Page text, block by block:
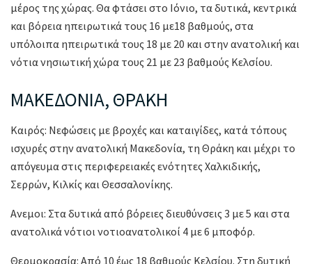
μέρος της χώρας. Θα φτάσει στο Ιόνιο, τα δυτικά, κεντρικά
και βόρεια ηπειρωτικά τους 16 με18 βαθμούς, στα
υπόλοιπα ηπειρωτικά τους 18 με 20 και στην ανατολική και
νότια νησιωτική χώρα τους 21 με 23 βαθμούς Κελσίου.
ΜΑΚΕΔΟΝΙΑ, ΘΡΑΚΗ
Καιρός: Νεφώσεις με βροχές και καταιγίδες, κατά τόπους
ισχυρές στην ανατολική Μακεδονία, τη Θράκη και μέχρι το
απόγευμα στις περιφερειακές ενότητες Χαλκιδικής,
Σερρών, Κιλκίς και Θεσσαλονίκης.
Ανεμοι: Στα δυτικά από βόρειες διευθύνσεις 3 με 5 και στα
ανατολικά νότιοι νοτιοανατολικοί 4 με 6 μποφόρ.
Θερμοκρασία: Από 10 έως 18 βαθμούς Κελσίου. Στη δυτική